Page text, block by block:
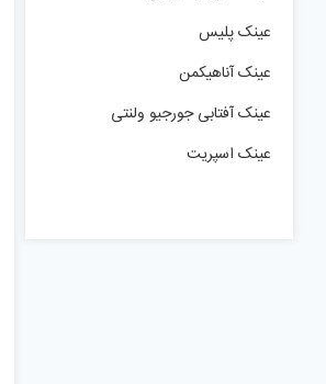
عینک پلیس
عینک آناهیکمن
عینک آفتابی جورجیو ولنتی
عینک اسپریت